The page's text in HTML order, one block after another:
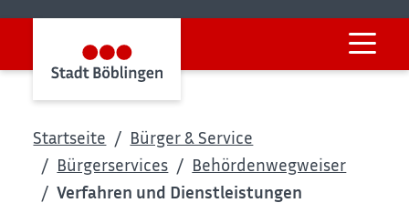
Startseite
Bürger & Service
Bürgerservices
Behördenwegweiser
Verfahren und Dienstleistungen